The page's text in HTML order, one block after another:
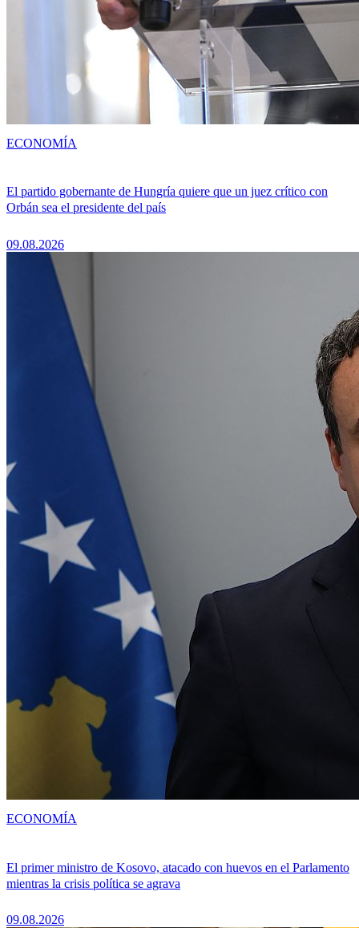
El partido gobernante de Hungría quiere que un juez crítico con
Orbán sea el presidente del país
09.08.2026
ECONOMÍA
El primer ministro de Kosovo, atacado con huevos en el Parlamento
mientras la crisis política se agrava
09.08.2026
ECONOMÍA